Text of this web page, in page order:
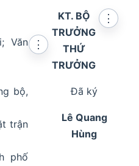
Văn
bộ,
trận
phố
⋮
KT. BỘ
TRƯỞNG
THỨ
TRƯỞNG
⋮
Đã ký
Lê Quang
Hùng